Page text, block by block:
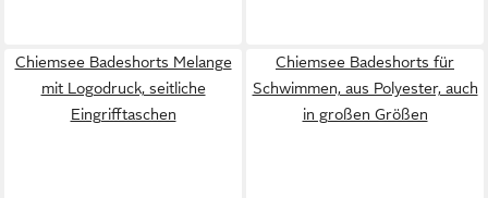
Chiemsee Badeshorts Melange
mit Logodruck, seitliche
Eingrifftaschen
Chiemsee Badeshorts für
Schwimmen, aus Polyester, auch
in großen Größen